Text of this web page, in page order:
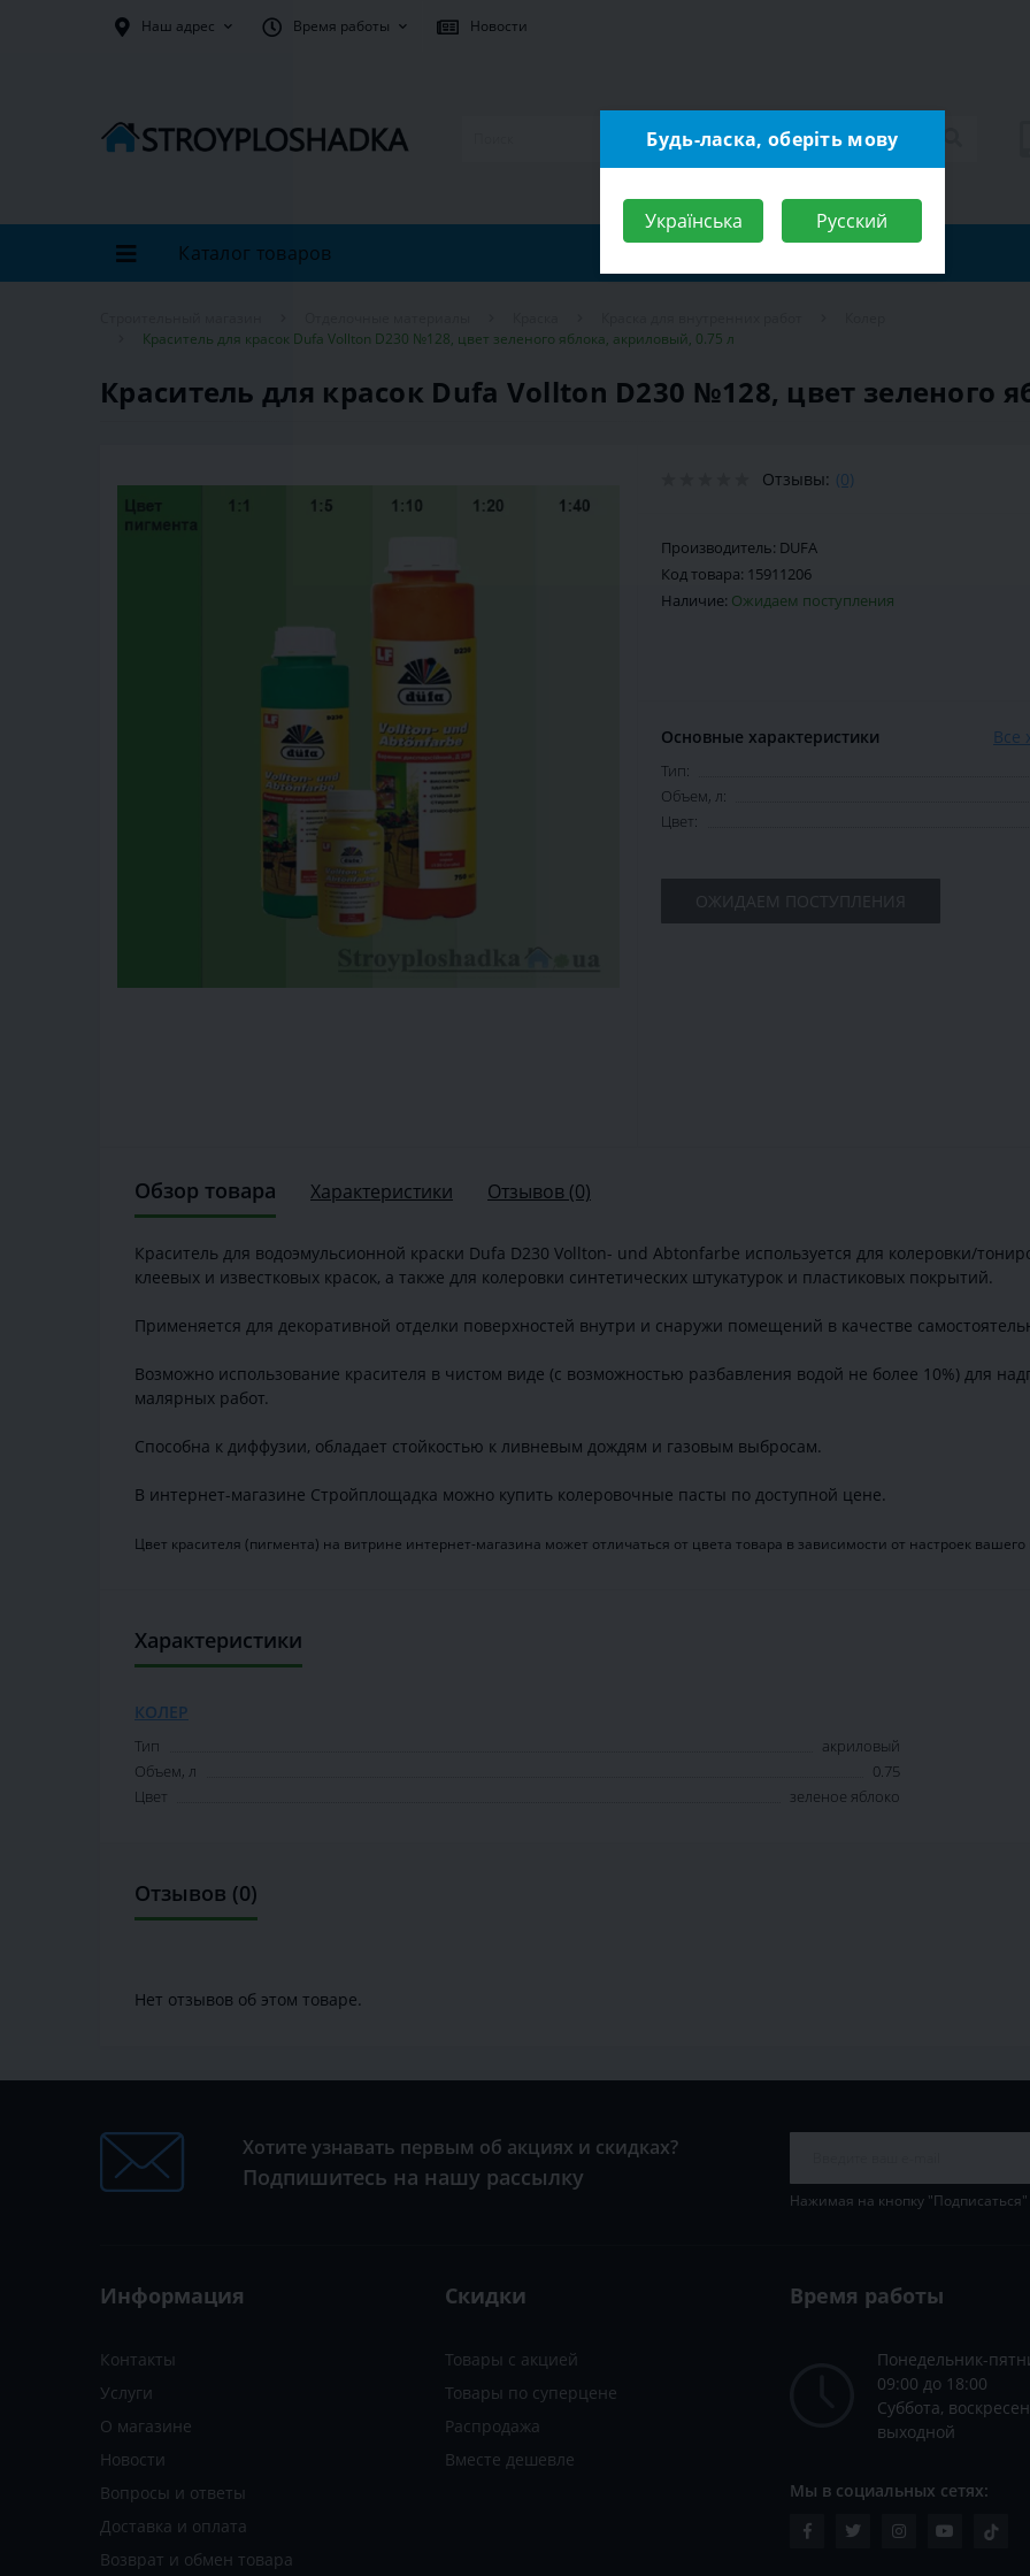
Наш адрес Время работы Новости
Каталог товаров
Краситель для красок Dufa Vollton D230 №128, цвет зеленого яблока, акриловый, 0.75 л
Краситель для красок Dufa Vollton D230 №128, цвет зеленого
Отзывы: (0)
Производитель: DUFA
Код товара: 15911206
Наличие: Ожидаем поступления
Основные характеристики Все
Тип:
Объем, л:
Цвет:
ОЖИДАЕМ ПОСТУПЛЕНИЯ
Обзор товара Характеристики Отзывов (0)
Краситель для водоэмульсионной краски Dufa D230 Vollton- und Abtonfarbe используется для колеровки/
клеевых и известковых красок, а также для колеровки синтетических штукатурок и пластиковых покрытий.
Применяется для декоративной отделки поверхностей внутри и снаружи помещений в качестве
Возможно использование красителя в чистом виде (с возможностью разбавления водой не более 10%) для
малярных работ.
Способна к диффузии, обладает стойкостью к ливневым дождям и газовым выбросам.
В интернет-магазине Стройплощадка можно купить колеровочные пасты по доступной цене.
Цвет красителя (пигмента) на витрине интернет-магазина может отличаться от цвета товара в зависимости от настроек
Характеристики
КОЛЕР
Тип
акриловый
Объем, л
0.75
Цвет
зеленое яблоко
Отзывов (0)
Нет отзывов об этом товаре.
Хотите узнавать первым об акциях и скидках?
Подпишитесь на нашу рассылку
Нажимая на кнопку
Информация
Контакты
Услуги
О магазине
Новости
Вопросы и ответы
Доставка и оплата
Возврат и обмен товара
Скидки
Товары с акцией
Товары по суперцене
Распродажа
Вместе дешевле
Время работы
Понедельник-
09:00 до 18:00
Суббота,
выходной
Мы в социальных сетях:
Будь-ласка, оберіть мову
Українська Русский